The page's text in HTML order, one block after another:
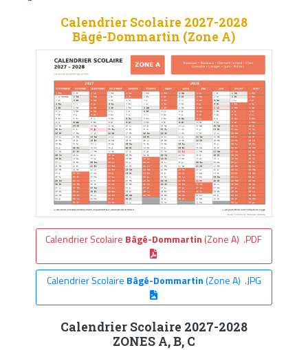
Calendrier Scolaire 2027-2028
Bâgé-Dommartin (Zone A)
Calendrier Scolaire Bâgé-Dommartin (Zone A) .PDF
Calendrier Scolaire Bâgé-Dommartin(Zone A) .JPG
Calendrier Scolaire 2027-2028
ZONES A, B, C